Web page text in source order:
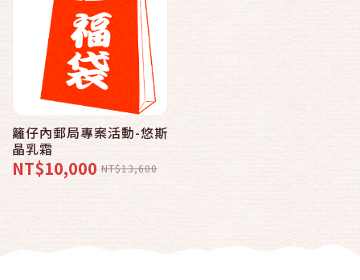
籬仔內郵局專案活動-悠斯
晶乳霜
NT$10,000 NT$13,600